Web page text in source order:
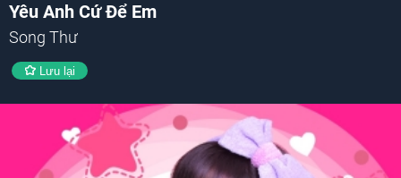
Yêu Anh Cứ Để Em
Song Thư
Lưu lại